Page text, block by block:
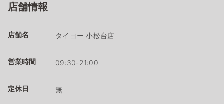
店舗情報
店舗名 タイヨー 小松台店
営業時間 09:30-21:00
定休日 無